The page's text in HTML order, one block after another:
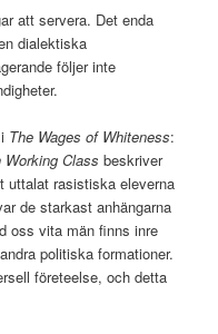
att servera. Det enda
dialektiska
följer inte
The Wages of Whiteness:
Working Classbeskriver
uttalat rasistiska eleverna
de starkast anhängarna
oss vita män finns inre
politiska formationer.
företeelse, och detta